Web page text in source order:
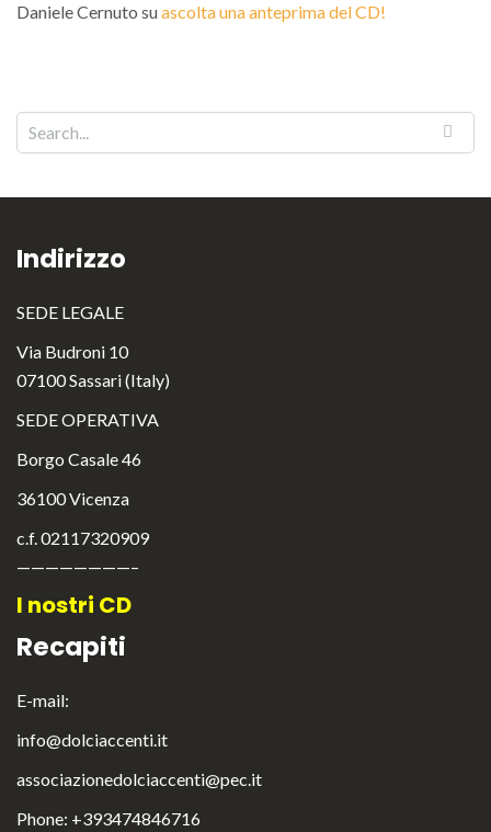
Daniele Cernuto suascolta una anteprima del CD!
Indirizzo
SEDE LEGALE
Via Budroni 10
07100 Sassari (Italy)
SEDE OPERATIVA
Borgo Casale 46
36100 Vicenza
c.f. 02117320909
————————–
I nostri CD
Recapiti
E-mail:
info@dolciaccenti.it
associazionedolciaccenti@pec.it
Phone: +393474846716
English